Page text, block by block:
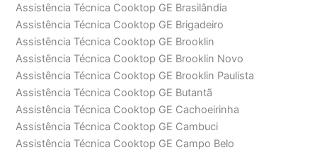
Assistência Técnica Cooktop GE Brasilândia
Assistência Técnica Cooktop GE Brigadeiro
Assistência Técnica Cooktop GE Brooklin
Assistência Técnica Cooktop GE Brooklin Novo
Assistência Técnica Cooktop GE Brooklin Paulista
Assistência Técnica Cooktop GE Butantã
Assistência Técnica Cooktop GE Cachoeirinha
Assistência Técnica Cooktop GE Cambuci
Assistência Técnica Cooktop GE Campo Belo